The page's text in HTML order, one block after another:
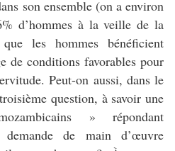
son ensemble (on a environ
d’hommes à la veille de la
les hommes bénéficient
de conditions favorables pour
Peut-on aussi, dans le
question, à savoir une
» répondant
de main d’œuvre